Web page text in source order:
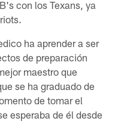
con los Texans, ya
ha aprender a ser
de preparación
maestro que
se ha graduado de
de tomar el
esperaba de él desde